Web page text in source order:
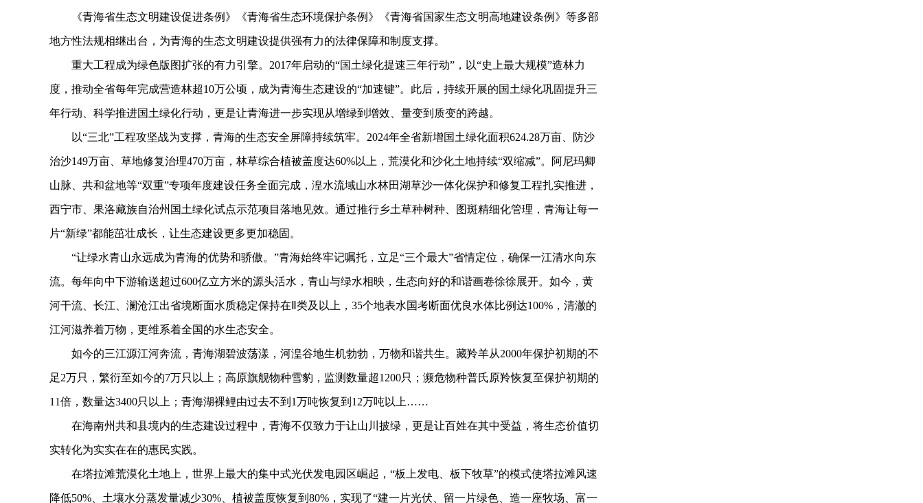
《青海省生态文明建设促进条例》《青海省生态环境保护条例》《青海省国家生态文明高地建设条例》等多部
地方性法规相继出台，为青海的生态文明建设提供强有力的法律保障和制度支撑。
重大工程成为绿色版图扩张的有力引擎。2017年启动的“国土绿化提速三年行动”，以“史上最大规模”造林力
度，推动全省每年完成营造林超10万公顷，成为青海生态建设的“加速键”。此后，持续开展的国土绿化巩固提升三
年行动、科学推进国土绿化行动，更是让青海进一步实现从增绿到增效、量变到质变的跨越。
以“三北”工程攻坚战为支撑，青海的生态安全屏障持续筑牢。2024年全省新增国土绿化面积624.28万亩、防沙
治沙149万亩、草地修复治理470万亩，林草综合植被盖度达60%以上，荒漠化和沙化土地持续“双缩减”。阿尼玛卿
山脉、共和盆地等“双重”专项年度建设任务全面完成，湟水流域山水林田湖草沙一体化保护和修复工程扎实推进，
西宁市、果洛藏族自治州国土绿化试点示范项目落地见效。通过推行乡土草种树种、图斑精细化管理，青海让每一
片“新绿”都能茁壮成长，让生态建设更多更加稳固。
“让绿水青山永远成为青海的优势和骄傲。”青海始终牢记嘱托，立足“三个最大”省情定位，确保一江清水向东
流。每年向中下游输送超过600亿立方米的源头活水，青山与绿水相映，生态向好的和谐画卷徐徐展开。如今，黄
河干流、长江、澜沧江出省境断面水质稳定保持在Ⅱ类及以上，35个地表水国考断面优良水体比例达100%，清澈的
江河滋养着万物，更维系着全国的水生态安全。
如今的三江源江河奔流，青海湖碧波荡漾，河湟谷地生机勃勃，万物和谐共生。藏羚羊从2000年保护初期的不
足2万只，繁衍至如今的7万只以上；高原旗舰物种雪豹，监测数量超1200只；濒危物种普氏原羚恢复至保护初期的
11倍，数量达3400只以上；青海湖裸鲤由过去不到1万吨恢复到12万吨以上……
在海南州共和县境内的生态建设过程中，青海不仅致力于让山川披绿，更是让百姓在其中受益，将生态价值切
实转化为实实在在的惠民实践。
在塔拉滩荒漠化土地上，世界上最大的集中式光伏发电园区崛起，“板上发电、板下牧草”的模式使塔拉滩风速
降低50%、土壤水分蒸发量减少30%、植被盖度恢复到80%，实现了“建一片光伏、留一片绿色、造一座牧场、富一